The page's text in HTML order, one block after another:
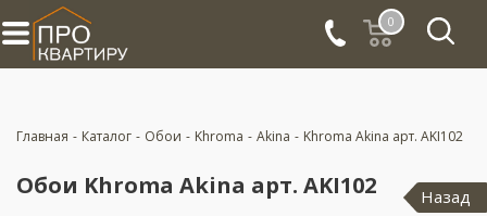
0
Главная - Каталог - Обои - Khroma - Akina - Khroma Akina арт. AKI102
Обои Khroma Akina арт. AKI102 Назад